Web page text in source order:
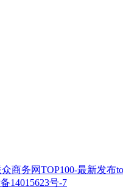
商务网TOP100-最新发布
14015623号-7